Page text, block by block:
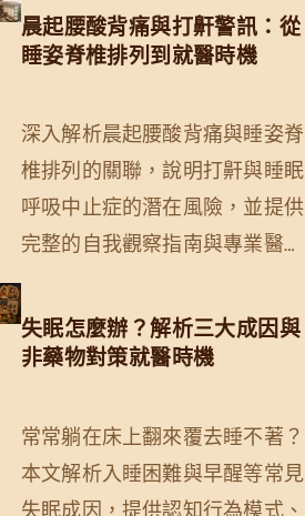
晨起腰酸背痛與打鼾警訊：從
睡姿脊椎排列到就醫時機
深入解析晨起腰酸背痛與睡姿脊
椎排列的關聯，說明打鼾與睡眠
呼吸中止症的潛在風險，並提供
完整的自我觀察指南與專業醫…
失眠怎麼辦？解析三大成因與
非藥物對策就醫時機
常常躺在床上翻來覆去睡不著？
本文解析入睡困難與早醒等常見
失眠成因，提供認知行為模式、